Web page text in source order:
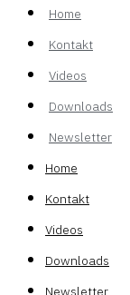
Home
Kontakt
Videos
Downloads
Newsletter
Home
Kontakt
Videos
Downloads
Newsletter